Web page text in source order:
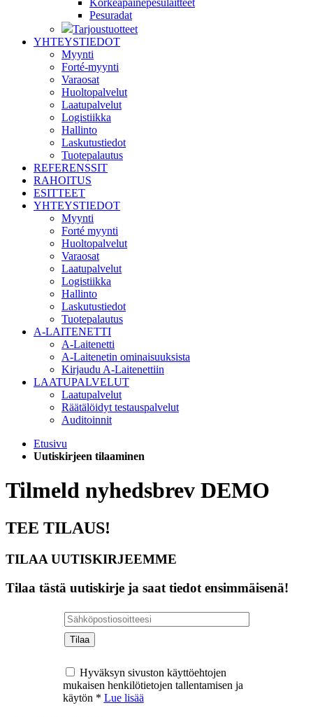
Korkeapainepesulaitteet
Pesuradat
Tarjoustuotteet
YHTEYSTIEDOT
Myynti
Forté-myynti
Varaosat
Huoltopalvelut
Laatupalvelut
Logistiikka
Hallinto
Laskutustiedot
Tuotepalautus
REFERENSSIT
RAHOITUS
ESITTEET
YHTEYSTIEDOT
Myynti
Forté myynti
Huoltopalvelut
Varaosat
Laatupalvelut
Logistiikka
Hallinto
Laskutustiedot
Tuotepalautus
A-LAITENETTI
A-Laitenetti
A-Laitenetin ominaisuuksista
Kirjaudu A-Laitenettiin
LAATUPALVELUT
Laatupalvelut
Räätälöidyt testauspalvelut
Auditoinnit
Etusivu
Uutiskirjeen tilaaminen
Tilmeld nyhedsbrev DEMO
TEE TILAUS!
TILAA UUTISKIRJEEMME
Tilaa tästä uutiskirje ja saat tiedot ensimmäisenä!
Hyväksyn sivuston käyttöehtojen
mukaisen henkilötietojen tallentamisen ja
käytön * Lue lisää